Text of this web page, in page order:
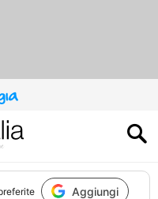
Aggiungi